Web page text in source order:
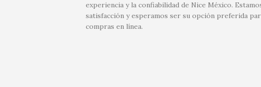
experiencia y la confiabilidad de Nice México.
satisfacción y esperamos ser su opción preferida
compras en línea.